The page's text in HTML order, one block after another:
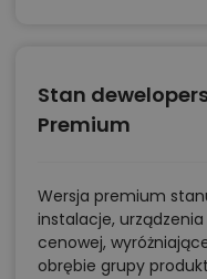
Stan
Premium
Wersja premium
instalacje, urządzenia
cenowej,
obrębie grupy